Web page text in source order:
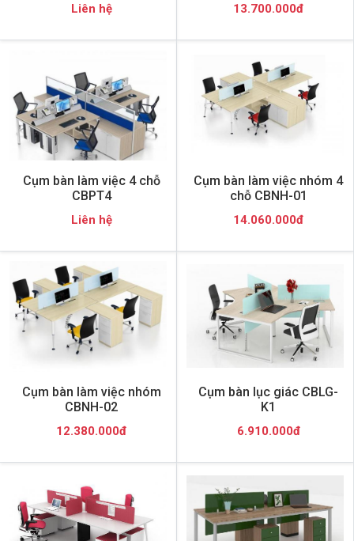
Liên hệ 13.700.000đ
Cụm bàn làm việc 4 chỗ
CBPT4
Liên hệ
Cụm bàn làm việc nhóm 4
chỗ CBNH-01
14.060.000đ
Cụm bàn làm việc nhóm
CBNH-02
12.380.000đ
Cụm bàn lục giác CBLG-
K1
6.910.000đ